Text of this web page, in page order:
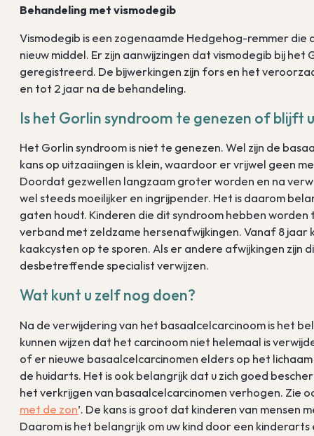
Behandeling met vismodegib
Vismodegib is een zogenaamde Hedgehog-remmer die
nieuw middel. Er zijn aanwijzingen dat vismodegib bij
geregistreerd. De bijwerkingen zijn fors en het
en tot 2 jaar na de behandeling.
Is het Gorlin syndroom te genezen of blijft
Het Gorlin syndroom is niet te genezen. Wel zijn de
kans op uitzaaiingen is klein, waardoor er vrijwel geen
Doordat gezwellen langzaam groter worden en na
wel steeds moeilijker en ingrijpender. Het is daarom
gaten houdt. Kinderen die dit syndroom hebben
verband met zeldzame hersenafwijkingen. Vanaf 8 jaar
kaakcysten op te sporen. Als er andere afwijkingen zijn
desbetreffende specialist verwijzen.
Wat kunt u zelf nog doen?
Na de verwijdering van het basaalcelcarcinoom is het
kunnen wijzen dat het carcinoom niet helemaal is
of er nieuwe basaalcelcarcinomen elders op het
de huidarts. Het is ook belangrijk dat u zich goed
het verkrijgen van basaalcelcarcinomen verhogen. Zie
met de zon’. De kans is groot dat kinderen van mensen
Daarom is het belangrijk om uw kind door een